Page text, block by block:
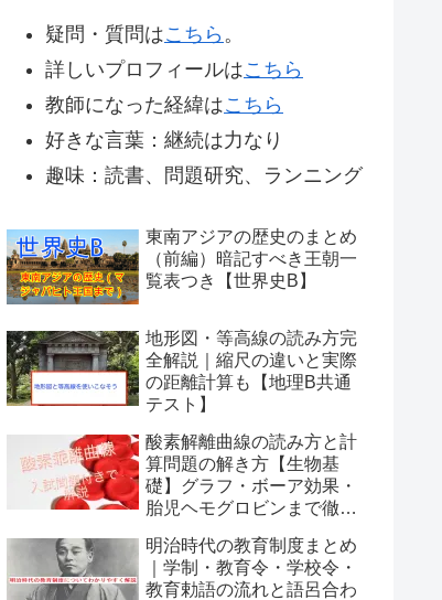
疑問・質問はこちら 。
詳しいプロフィールはこちら
教師になった経緯はこちら
好きな言葉：継続は力なり
趣味：読書、問題研究、ランニング
東南アジアの歴史のまとめ
（前編）暗記すべき王朝一
覧表つき【世界史B】
地形図・等高線の読み方完
全解説｜縮尺の違いと実際
の距離計算も【地理B共通
テスト】
酸素解離曲線の読み方と計
算問題の解き方【生物基
礎】グラフ・ボーア効果・
胎児ヘモグロビンまで徹底
明治時代の教育制度まとめ
｜学制・教育令・学校令・
教育勅語の流れと語呂合わ